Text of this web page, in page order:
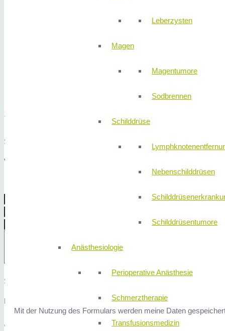
Leberzysten
Magen
Magentumore
Sodbrennen
Schilddrüse
Nebenschilddrüsen
Schilddrüsentumore
Anästhesiologie
Perioperative Anästhesie
Schmerztherapie
Transfusionsmedizin
Schreiben Sie uns!
Sie haben auch die Möglichkeit uns per Nachricht einen
Vielen Dank für Ihr Vertrauen!
Sicherheitsfrage: 1x2 ist?
Hier finden Sie unsere Datenschutzerklärung.
Mit der Nutzung des Formulars werden meine Daten
* Erforderliche Angaben